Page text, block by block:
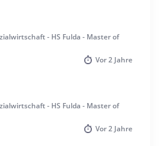
documenta-Stadt- HS Fulda - Master of
Vor2 Jahre
- HS Fulda - Master of
Vor2 Jahre